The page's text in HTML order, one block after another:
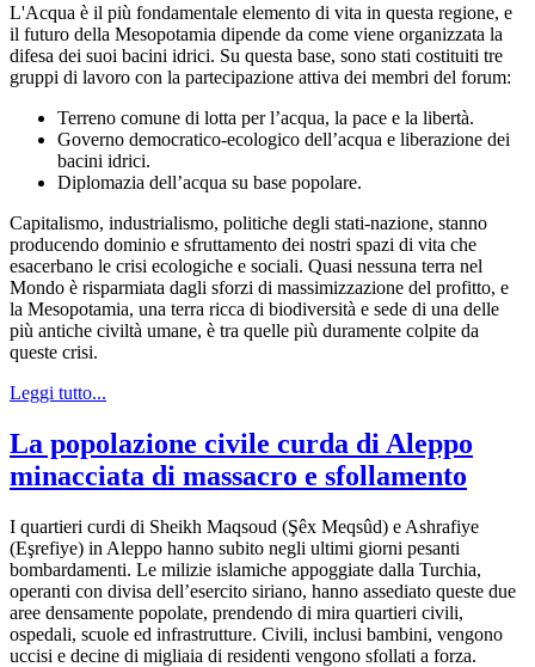
L'Acqua è il più fondamentale elemento di vita in questa regione, e
il futuro della Mesopotamia dipende da come viene organizzata la
difesa dei suoi bacini idrici. Su questa base, sono stati costituiti tre
gruppi di lavoro con la partecipazione attiva dei membri del forum:
Terreno comune di lotta per l’acqua, la pace e la libertà.
Governo democratico-ecologico dell’acqua e liberazione dei
bacini idrici.
Diplomazia dell’acqua su base popolare.
Capitalismo, industrialismo, politiche degli stati-nazione, stanno
producendo dominio e sfruttamento dei nostri spazi di vita che
esacerbano le crisi ecologiche e sociali. Quasi nessuna terra nel
Mondo è risparmiata dagli sforzi di massimizzazione del profitto, e
la Mesopotamia, una terra ricca di biodiversità e sede di una delle
più antiche civiltà umane, è tra quelle più duramente colpite da
queste crisi.
Leggi tutto...
La popolazione civile curda di Aleppo
minacciata di massacro e sfollamento
I quartieri curdi di Sheikh Maqsoud (Şêx Meqsûd) e Ashrafiye
(Eşrefiye) in Aleppo hanno subito negli ultimi giorni pesanti
bombardamenti. Le milizie islamiche appoggiate dalla Turchia,
operanti con divisa dell’esercito siriano, hanno assediato queste due
aree densamente popolate, prendendo di mira quartieri civili,
ospedali, scuole ed infrastrutture. Civili, inclusi bambini, vengono
uccisi e decine di migliaia di residenti vengono sfollati a forza.